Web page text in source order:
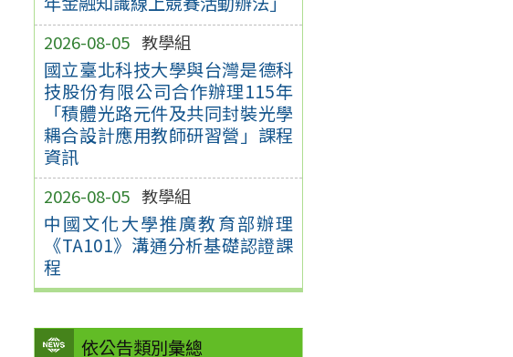
2026-08-05 教學組
國立臺北科技大學與台灣是德科
技股份有限公司合作辦理115年
「積體光路元件及共同封裝光學
耦合設計應用教師研習營」課程
資訊
2026-08-05 教學組
中國文化大學推廣教育部辦理
《TA101》溝通分析基礎認證課
程
依公告類別彙總